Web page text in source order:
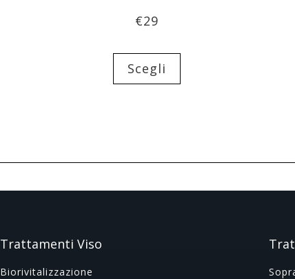
€29
Scegli
Trattamenti Viso
Biorivitalizzazione